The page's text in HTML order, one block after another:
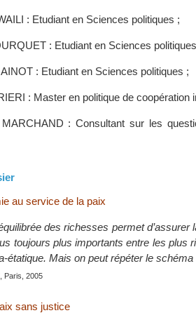
: Etudiant en Sciences politiques ;
: Etudiant en Sciences
: Etudiant en Sciences politiques ;
: Master en politique de coopération
: Consultant sur les
au service de la paix
des richesses permet
toujours plus importants entre les plus
étatique. Mais on peut répéter le schéma
, Paris, 2005
sans justice